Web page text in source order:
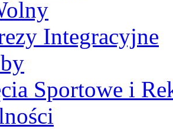
Integracyjne
Sportowe i